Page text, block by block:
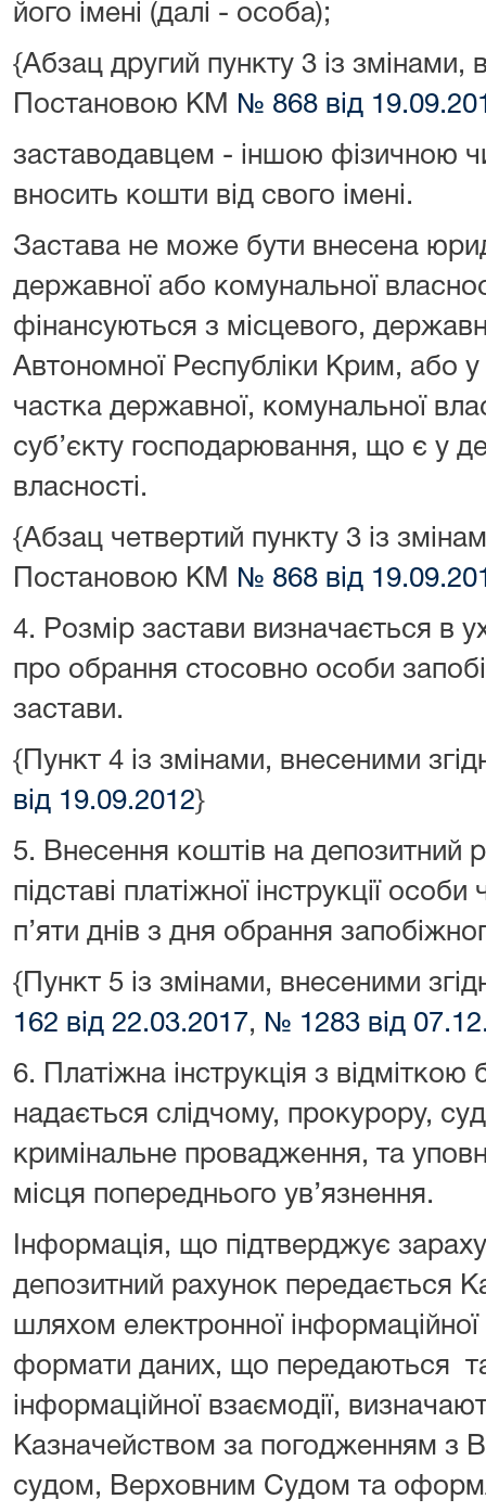
його імені (далі - особа);
{Абзац другий пункту 3 із змінами,
Постановою КМ
№ 868 від
заставодавцем - іншою фізичною
вносить кошти від свого імені.
Застава не може бути внесена
державної або комунальної
фінансуються з місцевого,
Автономної Республіки Крим, або у
частка державної, комунальної
суб’єкту господарювання, що є у
власності.
{Абзац четвертий пункту 3 із
Постановою КМ
№ 868 від
4. Розмір застави визначається в
про обрання стосовно особи
застави.
{Пункт 4 із змінами, внесеними
від 19.09.2012}
5. Внесення коштів на депозитний
підставі платіжної інструкції
п’яти днів з дня обрання
{Пункт 5 із змінами, внесеними
162 від 22.03.2017, № 1283 від
6. Платіжна інструкція з
надається слідчому, прокурору,
кримінальне провадження, та
місця попереднього ув’язнення.
Інформація, що підтверджує
депозитний рахунок передається
шляхом електронної інформаційної
формати даних, що передаються
інформаційної взаємодії,
Казначейством за погодженням з
судом, Верховним Судом та